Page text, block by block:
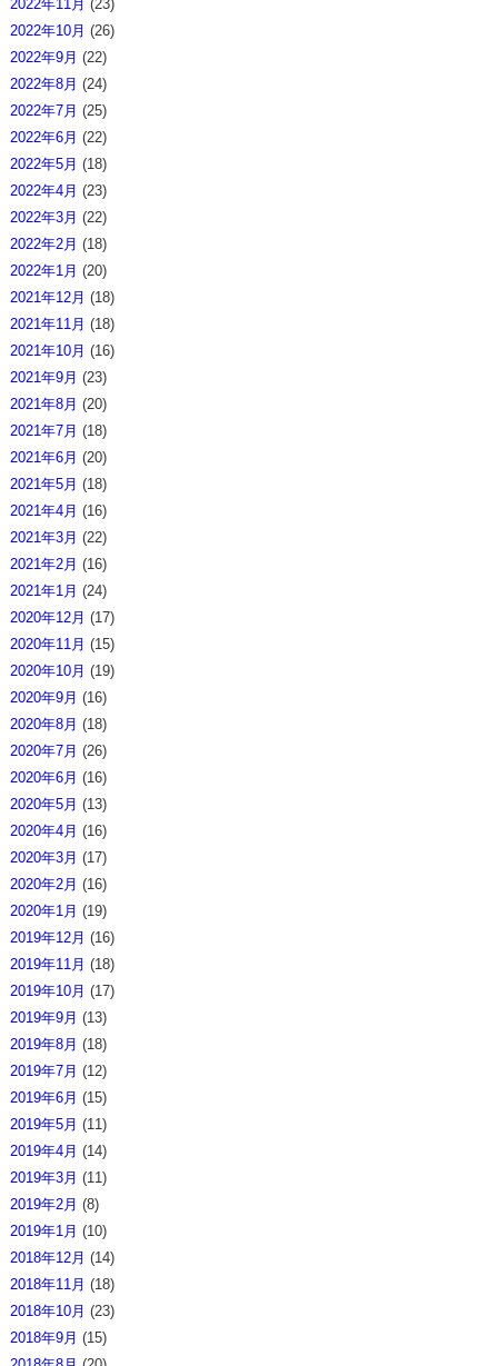
2022年11月 (23)
2022年10月 (26)
2022年9月 (22)
2022年8月 (24)
2022年7月 (25)
2022年6月 (22)
2022年5月 (18)
2022年4月 (23)
2022年3月 (22)
2022年2月 (18)
2022年1月 (20)
2021年12月 (18)
2021年11月 (18)
2021年10月 (16)
2021年9月 (23)
2021年8月 (20)
2021年7月 (18)
2021年6月 (20)
2021年5月 (18)
2021年4月 (16)
2021年3月 (22)
2021年2月 (16)
2021年1月 (24)
2020年12月 (17)
2020年11月 (15)
2020年10月 (19)
2020年9月 (16)
2020年8月 (18)
2020年7月 (26)
2020年6月 (16)
2020年5月 (13)
2020年4月 (16)
2020年3月 (17)
2020年2月 (16)
2020年1月 (19)
2019年12月 (16)
2019年11月 (18)
2019年10月 (17)
2019年9月 (13)
2019年8月 (18)
2019年7月 (12)
2019年6月 (15)
2019年5月 (11)
2019年4月 (14)
2019年3月 (11)
2019年2月 (8)
2019年1月 (10)
2018年12月 (14)
2018年11月 (18)
2018年10月 (23)
2018年9月 (15)